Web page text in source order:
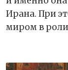
Ирана. При
миром в